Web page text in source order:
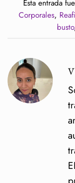
Esta entrada
Corporales,
busto